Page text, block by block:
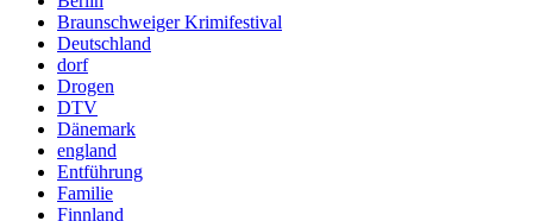
Braunschweiger Krimifestival
Deutschland
dorf
Drogen
DTV
Dänemark
england
Entführung
Familie
Finnland